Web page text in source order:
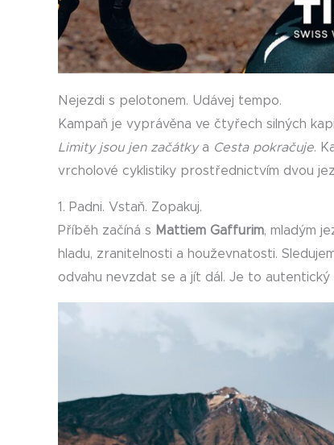
Nejezdi s pelotonem. Udávej tempo.
Kampaň je vyprávěna ve čtyřech silných
Limity jsou jen začátkya Cesta pokračuje.
vrcholové cyklistiky prostřednictvím dvou
1. Padni. Vstaň. Zopakuj.
Příběh začíná s Mattiem Gaffurim, mladým
hladu, zranitelnosti a houževnatosti.
odvahu nevzdat se a jít dál. Je to